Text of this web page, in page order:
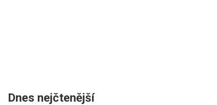
Dnes nejčtenější